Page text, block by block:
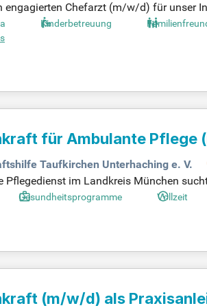
engagierten Chefarzt (m/w/d) für unser
und Nachsorge unserer Patienten
Fachkräften, um eine positive
Sie die Zukunft der Rehabilitation aktiv
Kinderbetreuung
für Ambulante Pflege
Taufkirchen Unterhaching e. V.
Pflegedienst im Landkreis München
20 bis 35 Stunden pro Woche, auch
sowie Pflegeplanung und -
Gesundheitsprogramme Vollzeit
(m/w/d) als